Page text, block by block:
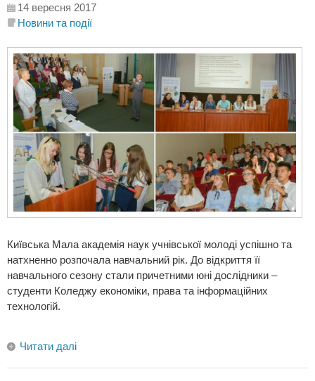
14 вересня 2017
Новини та події
Київська Мала академія наук учнівської молоді успішно та
натхненно розпочала навчальний рік. До відкриття її
навчального сезону стали причетними юні дослідники –
студенти Коледжу економіки, права та інформаційних
технологій.
Читати далі